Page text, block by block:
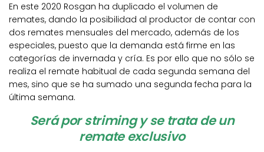
En este 2020 Rosgan ha duplicado el volumen de
remates, dando la posibilidad al productor de contar con
dos remates mensuales del mercado, además de los
especiales, puesto que la demanda está firme en las
categorías de invernada y cría. Es por ello que no sólo se
realiza el remate habitual de cada segunda semana del
mes, sino que se ha sumado una segunda fecha para la
última semana.
Será por striming y se trata de un
remate exclusivo